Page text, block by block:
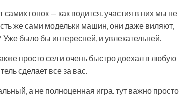
самих гонок — как водится. участия в них мы не
же сами модельки машин, они даже виляют,
Уже было бы интересней, и увлекательней.
просто сел и очень быстро доехал в любую
сделает все за вас.
а не полноценная игра. тут важно просто